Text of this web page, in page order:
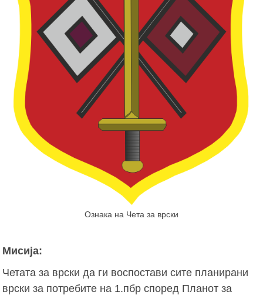
Ознака на Чета за врски
Мисија:
Четата за врски да ги воспостави сите планирани
врски за потребите на 1.пбр според Планот за